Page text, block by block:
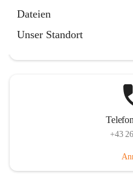
Dateien
Unser Standort
+43